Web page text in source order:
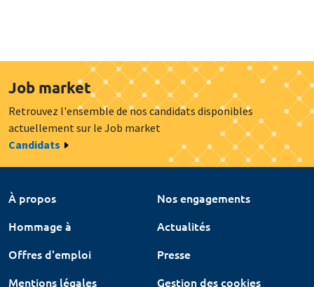
Job market
Retrouvez l'ensemble de nos candidats disponibles
actuellement sur le Job market
Candidats
À propos
Nos engagements
Hommage à
Actualités
Offres d'emploi
Presse
Mentions légales
Gestion des cookies